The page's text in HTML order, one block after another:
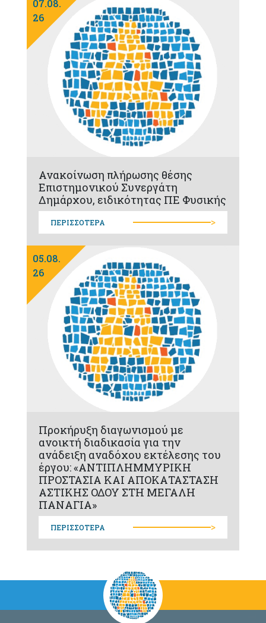
07.08.
26
Ανακοίνωση πλήρωσης θέσης
Επιστημονικού Συνεργάτη
Δημάρχου, ειδικότητας ΠΕ Φυσικής
ΠΕΡΙΣΣΟΤΕΡΑ >
05.08.
26
Προκήρυξη διαγωνισμού με
ανοικτή διαδικασία για την
ανάδειξη αναδόχου εκτέλεσης του
έργου: «ΑΝΤΙΠΛΗΜΜΥΡΙΚΗ
ΠΡΟΣΤΑΣΙΑ ΚΑΙ ΑΠΟΚΑΤΑΣΤΑΣΗ
ΑΣΤΙΚΗΣ ΟΔΟΥ ΣΤΗ ΜΕΓΑΛΗ
ΠΑΝΑΓΙΑ»
ΠΕΡΙΣΣΟΤΕΡΑ >